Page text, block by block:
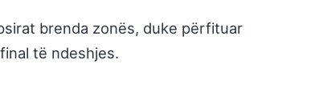
brenda zonës, duke përfituar
të ndeshjes.